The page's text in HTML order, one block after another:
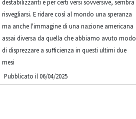
destabilizzanti e per certi versi sovversive, sembra
risvegliarsi. E ridare così al mondo una speranza
ma anche l'immagine di una nazione americana
assai diversa da quella che abbiamo avuto modo
di disprezzare a sufficienza in questi ultimi due
mesi
Pubblicato il 06/04/2025